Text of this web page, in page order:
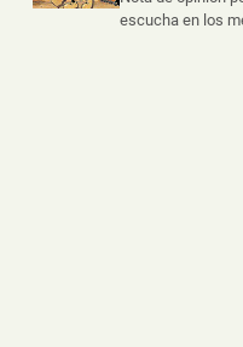
escucha en los